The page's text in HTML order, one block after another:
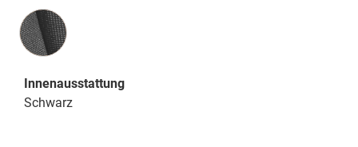
Innenausstattung
Innenausstattung
Schwarz